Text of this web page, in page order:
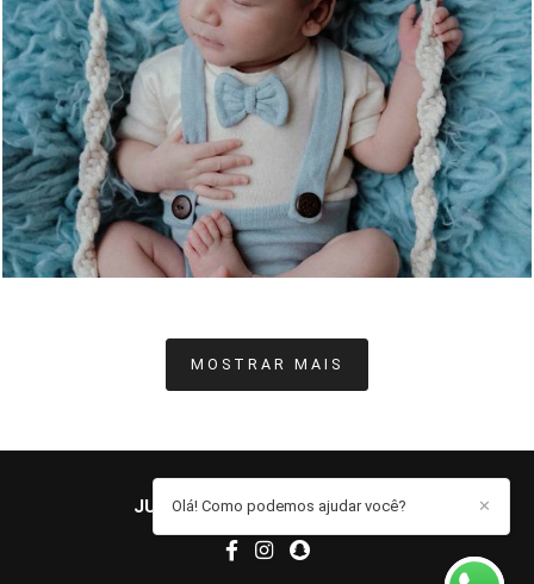
421
MOSTRAR MAIS
JUCIELE MARQUES/ CONTATO ✕
Olá! Como podemos ajudar você?